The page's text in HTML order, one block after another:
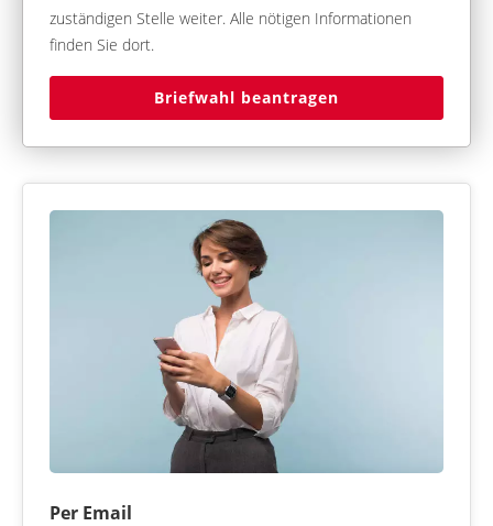
zuständigen Stelle weiter. Alle nötigen Informationen
finden Sie dort.
Briefwahl beantragen
Per Email